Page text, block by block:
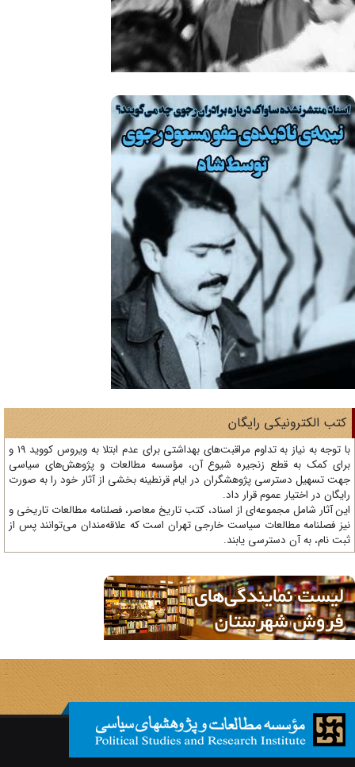
الکترونیکی رایگان
با توجه به نیاز به تداوم مراقبت‌های بهداشتی برای عدم ابتلا به ویروس کووید 19 و
کمک به قطع زنجیره شیوع آن، مؤسسه مطالعات و پژوهش‌های سیاسی
تسهیل دسترسی پژوهشگران در ایام قرنطینه بخشی از آثار خود را به صورت
در اختیار عموم قرار داد.
آثار شامل مجموعه‌ای از اسناد، کتب تاریخ معاصر، فصلنامه‌ مطالعات تاریخی و
فصلنامه مطالعات سیاست خارجی تهران است که علاقه‌مندان می‌توانند پس از
نام، به آن دسترسی یابند.